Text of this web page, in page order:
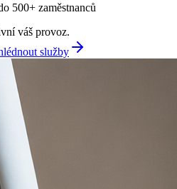
500+ zaměstnanců
váš provoz.
služby